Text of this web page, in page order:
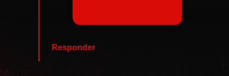
Responder